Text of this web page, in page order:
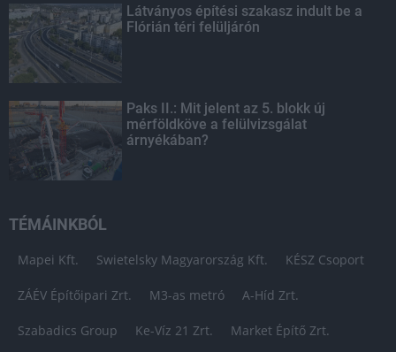
Látványos építési szakasz indult be a
Flórián téri felüljárón
Paks II.: Mit jelent az 5. blokk új
mérföldköve a felülvizsgálat
árnyékában?
TÉMÁINKBÓL
Mapei Kft. Swietelsky Magyarország Kft. KÉSZ Csoport
ZÁÉV Építőipari Zrt. M3-as metró A-Híd Zrt.
Szabadics Group Ke-Víz 21 Zrt. Market Építő Zrt.